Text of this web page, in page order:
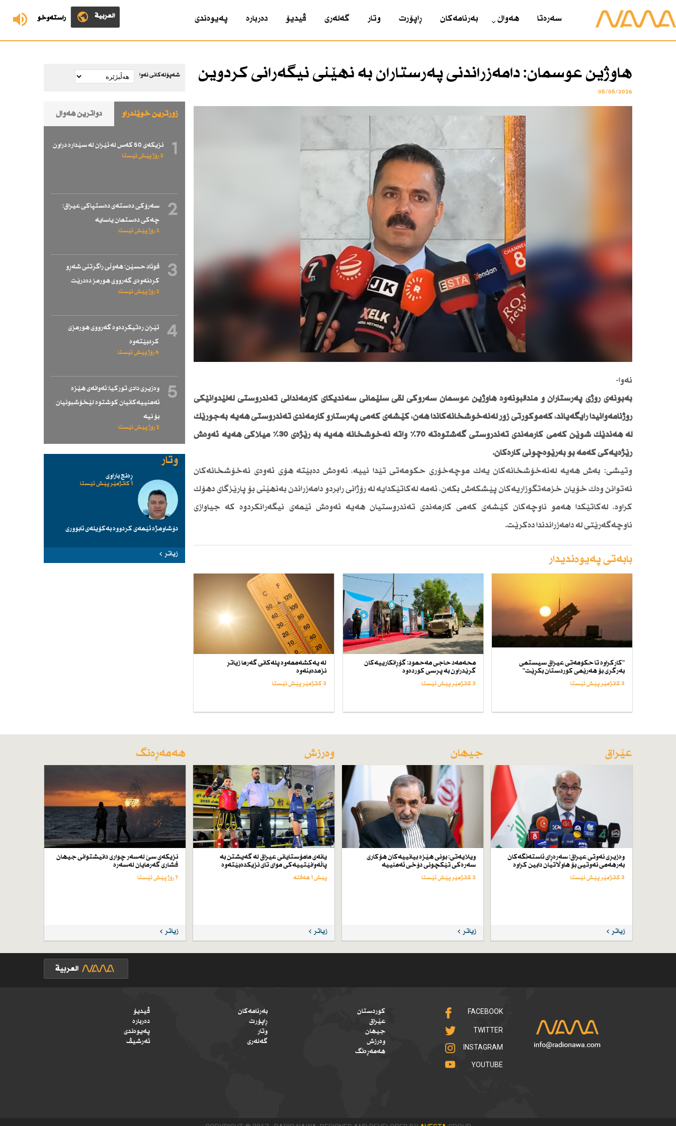
ڕاستەوخۆ العربية سەرەتا هەواڵ بەرنامەکان ڕاپۆرت وتار گەلەری ڤیدیۆ دەربارە پەیوەندی
هاوژین عوسمان: دامەزراندنی پەرستاران بە نهێنی نیگەرانی كردوین
05/05/2026
نەوا-
بەبۆنەی رۆژی پەرستاران و منداڵبونەوە هاوژین عوسمان سەرۆكی لقی سلێمانی سەندیكای كارمەندانی تەندروستی لەلێدوانێكی
رۆژنامەوانیدا رایگەیاند، كەموكورتی زۆر لەنەخۆشخانەكاندا هەن، كێشەی كەمی پەرستارو كارمەندی تەندروستی هەیە بەجۆرێك
لە هەندێك شوێن كەمی كارمەندی تەندروستی گەشتوەتە 70٪ واتە نەخۆشخانە هەیە بە رێژەی 30٪ میلاكی هەیە ئەوەش
رێژەیەكی كەمە بۆ بەڕێوەچونی كارەكان.
وتیشی: بەش هەیە لەنەخۆشخانەكان یەك موچەخۆری حكومەتی تێدا نییە، ئەوەش دەبێتە هۆی ئەوەی نەخۆشخانەكان
نەتوانن وەك خۆیان خزمەتگوزاریەكان پێشكەش بكەن، ئەمە لەكاتێكدایە لە رۆژانی رابردو دامەزراندن بەنهێنی بۆ پارێزگای دهۆك
كراوە، لەكاتێكدا هەمو ناوچەكان كێشەی كەمی كارمەندی تەندروستیان هەیە ئەوەش ئێمەی نیگەرانكردوە كە جیاوازی
ناوچەگەرێتی لە دامەزراندندا دەكرێت.
بابەتی پەیوەندیدار
"كاركراوە تا حكومەتی عیراق سیستمی
بەرگری بۆ هەرێمی كوردستان بكڕێت"
3 کاتژمێر پێش ئێستا
محەمەد حاجی مەحمود: گۆڕانكارییەكان
گرێدراون بە پرسی كوردەوە
3 کاتژمێر پێش ئێستا
لە یەكشەممەوە پلەكانی گەرما زیاتر
نزمدەبنەوە
3 کاتژمێر پێش ئێستا
شەپۆلەکانی نەوا
زۆرترین خوێندراو دواترین هەواڵ
1 نزیكەی 50 كەس لە ئێران لە سێدارە دراون
2 رۆژ پێش ئێستا
2
سەرۆكی دەستەی دەستپاكی عیراق:
چەكی دەستمان یاسایە
2 رۆژ پێش ئێستا
3
فوئاد حسێن: هەوڵی راگرتنی شەڕو
كردنەوەی گەرووی هورمز دەدرێت
2 رۆژ پێش ئێستا
4
ئێران رەتیكردەوە گەرووی هورمزی
كردبێتەوە
6 رۆژ پێش ئێستا
5
وەزیری دادی توركیا: ئەوانەی هێزە
ئەمنییەكانیان كوشتوە لێخۆشبونیان
بۆ نیە
2 رۆژ پێش ئێستا
وتار
ڕەنج باراوی
1 کاتژمێر پێش ئێستا
دۆشاومژە ئێمەی کردووە بەکۆیلەی ئابووری
زیاتر
عێراق
وەزیری نەوتی عیراق: سەرەڕای ئاستەنگەكان
بەرهەمی نەوتیی بۆ هاوڵاتیان دابین كراوە
3 کاتژمێر پێش ئێستا
زیاتر
جیهان
ویلایەتی: بونی هێزە بیانییەكان هۆكاری
سەرەكی تێكچونی دۆخی ئەمنییە
2 کاتژمێر پێش ئێستا
زیاتر
وەرزش
یانەی مامۆستایانی عیراق لە گەیشتن بە
پاڵەوانێتییەكی موای تای نزیكدەبێتەوە
پێش 1 هەفتە
زیاتر
هەمەڕەنگ
نزیكەی سێ لەسەر چواری دانیشتوانی جیهان
فشاری گەرمایان لەسەرە
7 رۆژ پێش ئێستا
زیاتر
FACEBOOK
TWITTER
INSTAGRAM
YOUTUBE
کوردستان
عێراق
جیهان
وەرزش
هەمەڕەنگ
بەرنامەکان
ڕاپۆرت
وتار
گەلەری
ڤیدیۆ
دەربارە
پەیوەندی
ئەرشیڤ